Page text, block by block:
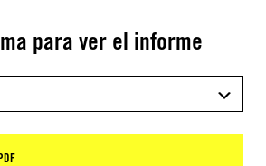
para ver el informe